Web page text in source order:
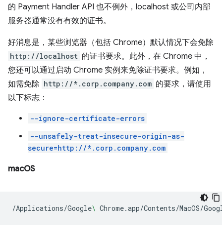
的 Payment Handler API 也不例外，localhost 或公司内部
服务器通常没有有效的证书。
好消息是，某些浏览器（包括 Chrome）默认情况下会免除
http://localhost 的证书要求。此外，在 Chrome 中，
您还可以通过启动 Chrome 实例来免除证书要求。例如，
如需免除 http://*.corp.company.com 的要求，请使用
以下标志：
--ignore-certificate-errors
--unsafely-treat-insecure-origin-as-
secure=http://*.corp.company.com
macOS
/Applications/Google\ Chrome.app/Contents/MacOS/